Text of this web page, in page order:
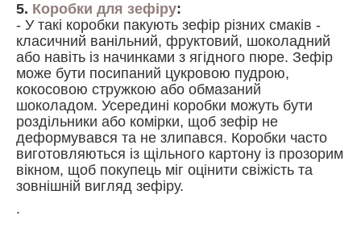
5. Коробки для зефіру:
- У такі коробки пакують зефір різних смаків -
класичний ванільний, фруктовий, шоколадний
або навіть із начинками з ягідного пюре. Зефір
може бути посипаний цукровою пудрою,
кокосовою стружкою або обмазаний
шоколадом. Усередині коробки можуть бути
роздільники або комірки, щоб зефір не
деформувався та не злипався. Коробки часто
виготовляються із щільного картону із прозорим
вікном, щоб покупець міг оцінити свіжість та
зовнішній вигляд зефіру.
.